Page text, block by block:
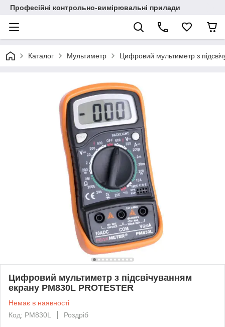
Професійні контрольно-вимірювальні прилади
Каталог Мультиметр Цифровий мультиметр з
Цифровий мультиметр з підсвічуванням
екрану PM830L PROTESTER
Немає в наявності
Код: PM830L
Роздріб